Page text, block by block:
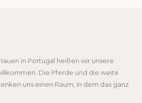
in Portugal heißen wir unsere
Die Pferde und die weite
uns einen Raum, in dem das ganz